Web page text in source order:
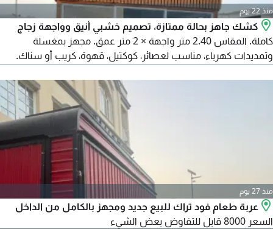
منذ 22 يوم
كشك جاهز بحالة ممتازة، تصميم خشبي أنيق وواجهة زجاج
كاملة. المقاس 2.40 متر واجهة × 2 متر عمق. مجهز بمغسلة
وتمديدات كهرباء، مناسب لعصائر، كوكتيل، قهوة، كريب أو سناك.
بدون تعب تصنيع. السعر قابل للتفاوض للجادين فقط
منذ 27 يوم
عربة طعام فود تراك للبيع جديد ومجهز بالكامل من الداخل
السعر 8000 قابل للتفاوض بعض الشيء